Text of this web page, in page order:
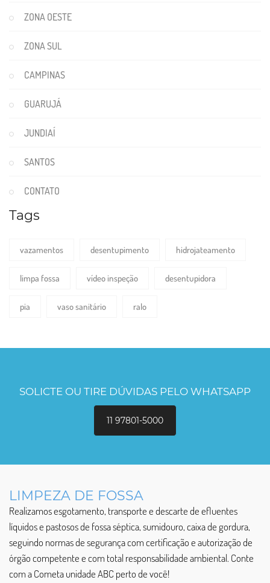
ZONA OESTE
ZONA SUL
CAMPINAS
GUARUJÁ
JUNDIAÍ
SANTOS
CONTATO
Tags
vazamentos desentupimento hidrojateamento
limpa fossa vídeo inspeção desentupidora
pia vaso sanitário ralo
SOLICTE OU TIRE DÚVIDAS PELO WHATSAPP
11 97801-5000
LIMPEZA DE FOSSA
Realizamos esgotamento, transporte e descarte de efluentes
líquidos e pastosos de fossa séptica, sumidouro, caixa de gordura,
seguindo normas de segurança com certificação e autorização de
órgão competente e com total responsabilidade ambiental. Conte
com a Cometa unidade ABC perto de você!